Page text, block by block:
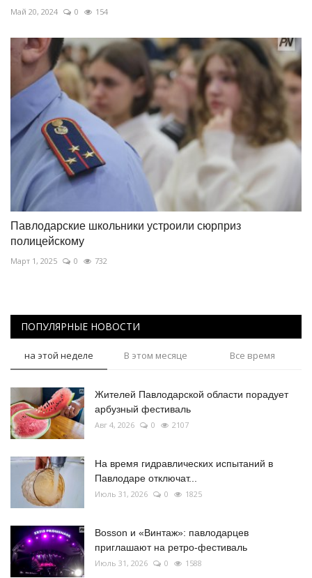
Май 20, 2024 0 154
Павлодарские школьники устроили сюрприз
полицейскому
Март 1, 2025 0 732
ПОПУЛЯРНЫЕ НОВОСТИ
на этой неделе В этом месяце Все время
Жителей Павлодарской области порадует
арбузный фестиваль
Авг 4, 2026 0 2107
На время гидравлических испытаний в
Павлодаре отключат...
Июль 31, 2026 0 1825
Bosson и «Винтаж»: павлодарцев
приглашают на ретро-фестиваль
Июль 31, 2026 0 1588